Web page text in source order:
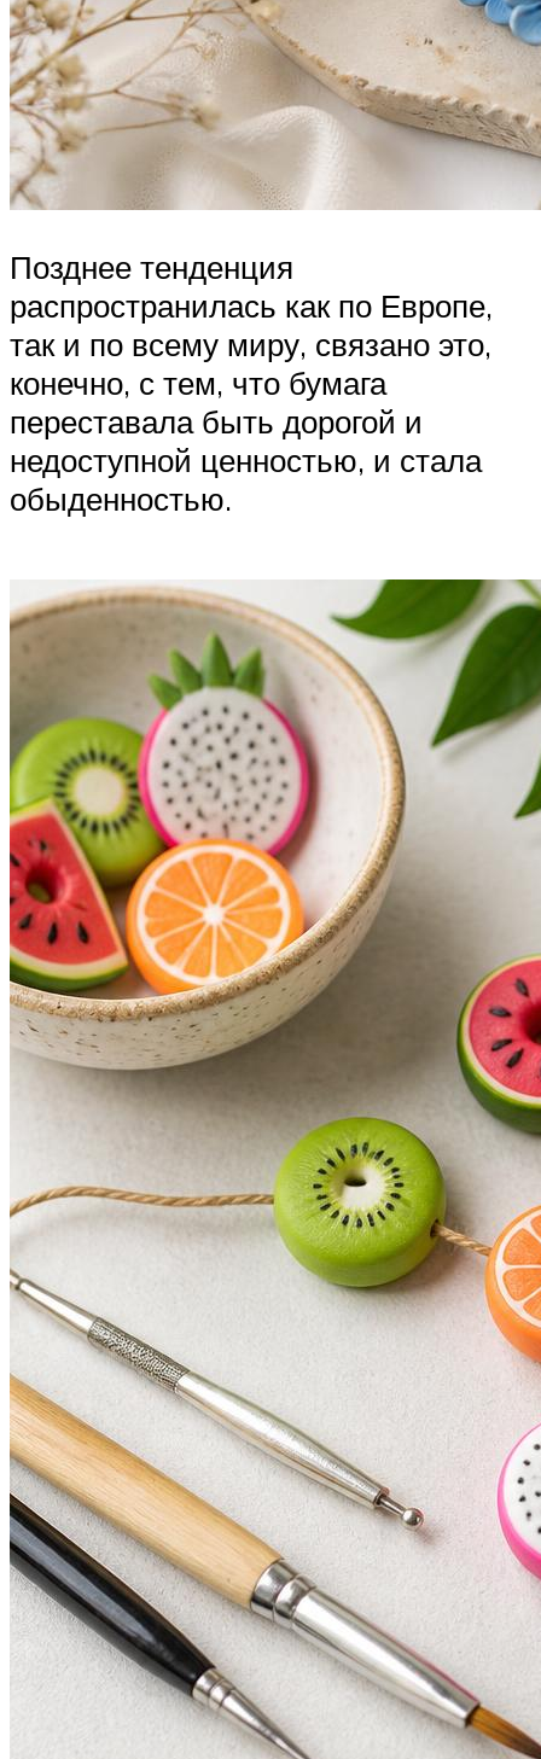
Позднее тенденция
распространилась как по Европе,
так и по всему миру, связано это,
конечно, с тем, что бумага
переставала быть дорогой и
недоступной ценностью, и стала
обыденностью.